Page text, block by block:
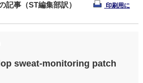
記事（ST編集部訳）
印刷用に
sweat-monitoring patch